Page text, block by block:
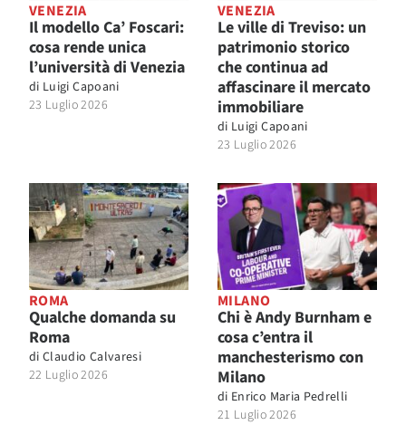
VENEZIA
Il modello Ca’ Foscari:
cosa rende unica
l’università di Venezia
di Luigi Capoani
23 Luglio 2026
VENEZIA
Le ville di Treviso: un
patrimonio storico
che continua ad
affascinare il mercato
immobiliare
di Luigi Capoani
23 Luglio 2026
ROMA
Qualche domanda su
Roma
di Claudio Calvaresi
22 Luglio 2026
MILANO
Chi è Andy Burnham e
cosa c’entra il
manchesterismo con
Milano
di Enrico Maria Pedrelli
21 Luglio 2026